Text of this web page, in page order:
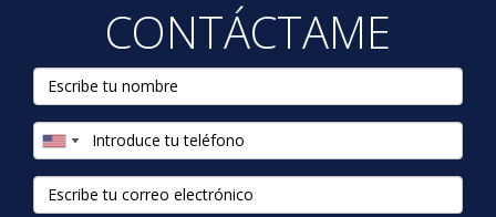
CONTÁCTAME